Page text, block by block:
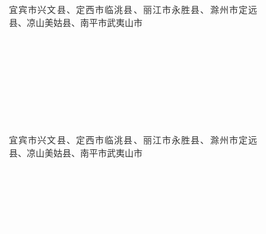
宜宾市兴文县、定西市临洮县、丽江市永胜县、滁州市定远
县、凉山美姑县、南平市武夷山市
宜宾市兴文县、定西市临洮县、丽江市永胜县、滁州市定远
县、凉山美姑县、南平市武夷山市